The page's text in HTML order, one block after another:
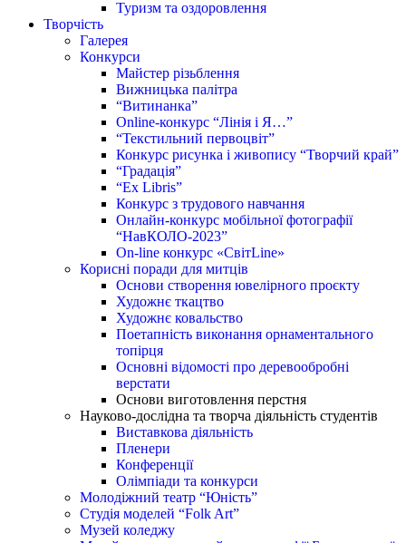
Туризм та оздоровлення
Творчість
Галерея
Конкурси
Майстер різьблення
Вижницька палітра
“Витинанка”
Online-конкурс “Лінія і Я…”
“Текстильний первоцвіт”
Конкурс рисунка і живопису “Творчий край”
“Градація”
“Ex Libris”
Конкурс з трудового навчання
Онлайн-конкурс мобільної фотографії
“НавКОЛО-2023”
On-line конкурс «СвітLine»
Корисні поради для митців
Основи створення ювелірного проєкту
Художнє ткацтво
Художнє ковальство
Поетапність виконання орнаментального
топірця
Основні відомості про деревообробні
верстати
Основи виготовлення перстня
Науково-дослідна та творча діяльність студентів
Виставкова діяльність
Пленери
Конференції
Олімпіади та конкурси
Молодіжний театр “Юність”
Студія моделей “Folk Art”
Музей коледжу